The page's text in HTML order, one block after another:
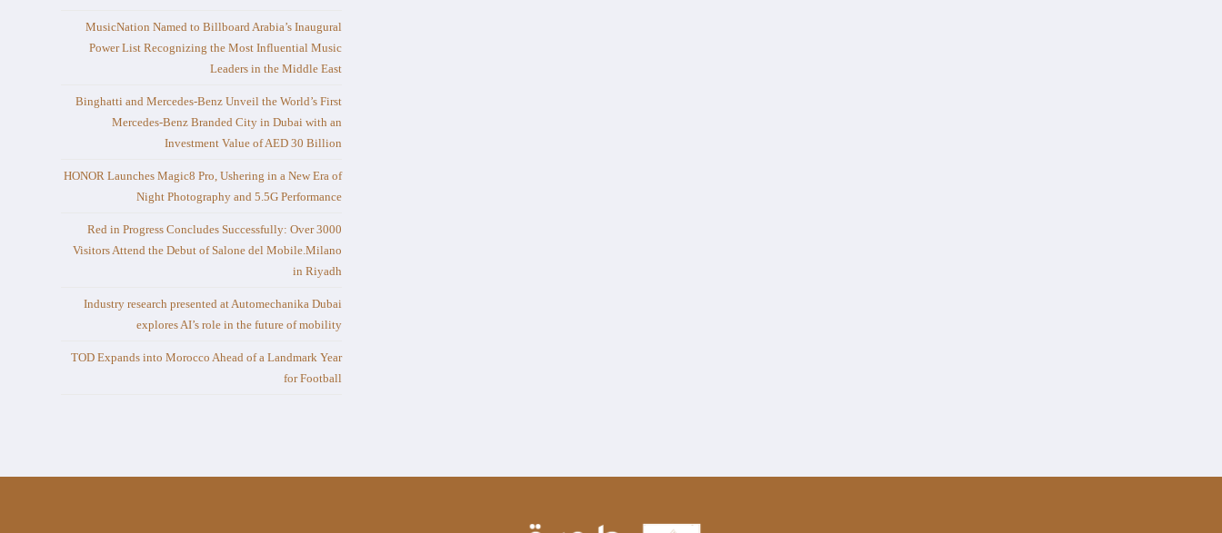
MusicNation Named to Billboard Arabia’s Inaugural
Power List Recognizing the Most Influential Music
Leaders in the Middle East
Binghatti and Mercedes-Benz Unveil the World’s First
Mercedes-Benz Branded City in Dubai with an
Investment Value of AED 30 Billion
HONOR Launches Magic8 Pro, Ushering in a New Era of
Night Photography and 5.5G Performance
Red in Progress Concludes Successfully: Over 3000
Visitors Attend the Debut of Salone del Mobile.Milano
in Riyadh
Industry research presented at Automechanika Dubai
explores AI’s role in the future of mobility
TOD Expands into Morocco Ahead of a Landmark Year
for Football